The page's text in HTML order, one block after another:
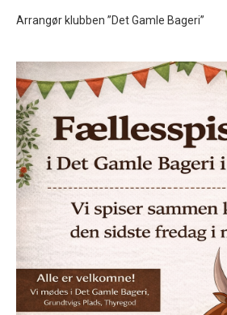
Arrangør klubben ”Det Gamle Bageri”